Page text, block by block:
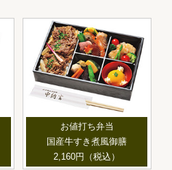
お値打ち弁当
国産牛すき煮風御膳
2,160円（税込）